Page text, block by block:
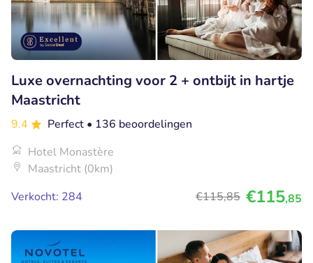
Luxe overnachting voor 2 + ontbijt in hartje
Maastricht
9.4 Perfect • 136 beoordelingen
Hotel Monastère
Maastricht (0km)
Verkocht: 284
€115,85 €115,85